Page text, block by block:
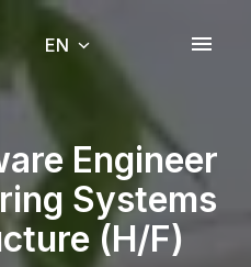
EN
Engineer
Systems
(H/F)